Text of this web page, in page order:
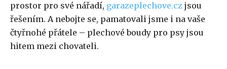
prostor pro své nářadí, garazeplechove.cz jsou
řešením. A nebojte se, pamatovali jsme i na vaše
čtyřnohé přátele – plechové boudy pro psy jsou
hitem mezi chovateli.